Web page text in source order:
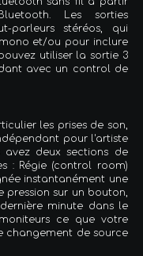
Les sorties
parleurs stéréos, qui
et/ou pour inclure
utiliser la sortie 3
avec un control de
les prises de son,
pour l'artiste
avez deux sections de
: Régie (control room)
instantanément une
pression sur un bouton,
minute dans le
ce que votre
changement de source